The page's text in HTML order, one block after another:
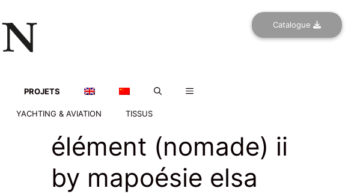
Catalogue
PROJETS
YACHTING & AVIATION TISSUS
élément (nomade) ii
by mapoésie elsa